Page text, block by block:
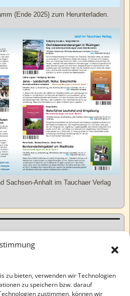
zu bieten, verwenden wir Technologien
zu speichern bzw. darauf
zustimmen, können wir
(Ende 2025) zum Herunterladen.
Sachsen-Anhalt im Tauchaer Verlag